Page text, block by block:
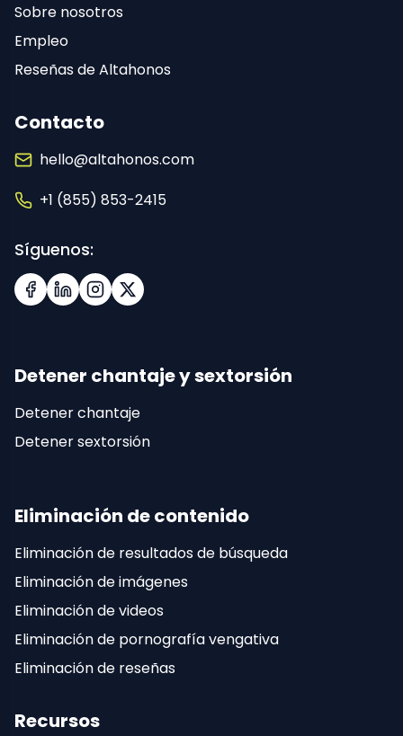
Sobre nosotros
Empleo
Reseñas de Altahonos
Contacto
hello@altahonos.com
+1 (855) 853-2415
Síguenos:
Facebook
LinkedInInstagramX (Twitter)
Detener chantaje y sextorsión
Detener chantaje
Detener sextorsión
Eliminación de contenido
Eliminación de resultados de búsqueda
Eliminación de imágenes
Eliminación de videos
Eliminación de pornografía vengativa
Eliminación de reseñas
Recursos